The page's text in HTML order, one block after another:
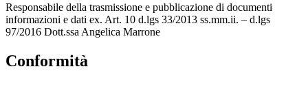
Responsabile della trasmissione e pubblicazione di documenti
informazioni e dati ex. Art. 10 d.lgs 33/2013 ss.mm.ii. – d.lgs
97/2016 Dott.ssa Angelica Marrone
Conformità